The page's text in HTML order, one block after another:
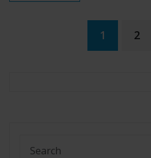
Paginación
1 2